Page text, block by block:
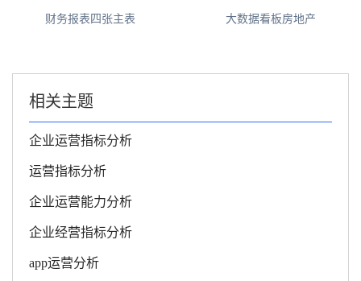
财务报表四张主表 大数据看板房地产
相关主题
企业运营指标分析
运营指标分析
企业运营能力分析
企业经营指标分析
app运营分析